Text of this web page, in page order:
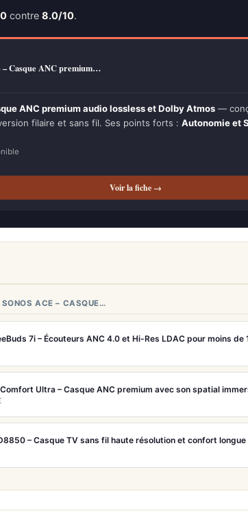
contre 8.0/10.
– Casque ANC premium…
ANC premium audio lossless et Dolby Atmos —
filaire et sans fil. Ses points forts : Autonomie et
Voir la fiche →
ACE – CASQUE…
7i – Écouteurs ANC 4.0 et Hi-Res LDAC pour moins de
– Casque TV sans fil haute résolution et confort longue